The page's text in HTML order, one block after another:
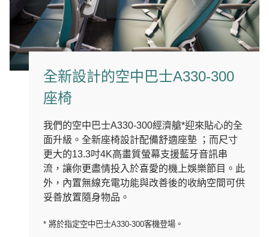
全新設計的空中巴士A330-300
座椅
我們的空中巴士A330-300經濟艙*迎來貼心的全
面升級。全新座椅設計配備舒適座墊 ；而尺寸
更大的13.3吋4K高畫質螢幕支援藍牙音訊串
流，讓你更盡情投入於喜愛的機上娛樂節目。此
外，內置無線充電功能與改善後的收納空間可供
妥善放置隨身物品。
* 將於指定空中巴士A330-300客機登場。